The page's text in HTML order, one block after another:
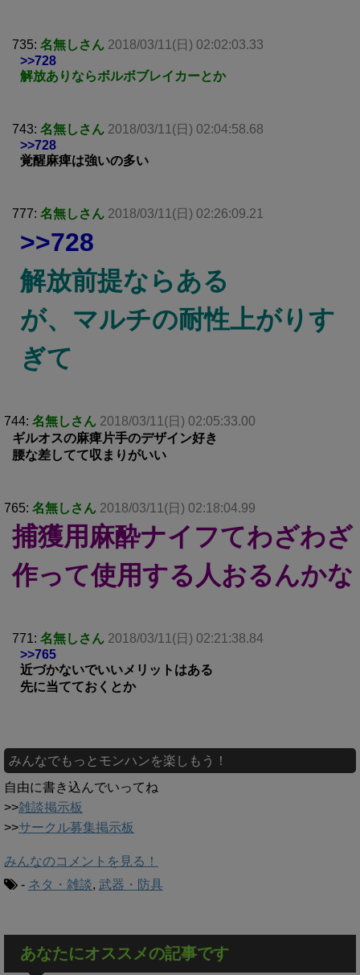
735: 名無しさん 2018/03/11(日) 02:02:03.33
>>728
解放ありならボルボブレイカーとか
743: 名無しさん 2018/03/11(日) 02:04:58.68
>>728
覚醒麻痺は強いの多い
777: 名無しさん 2018/03/11(日) 02:26:09.21
>>728
解放前提ならある
が、マルチの耐性上がりす
ぎて
744: 名無しさん 2018/03/11(日) 02:05:33.00
ギルオスの麻痺片手のデザイン好き
腰な差してて収まりがいい
765: 名無しさん 2018/03/11(日) 02:18:04.99
捕獲用麻酔ナイフてわざわざ
作って使用する人おるんかな
771: 名無しさん 2018/03/11(日) 02:21:38.84
>>765
近づかないでいいメリットはある
先に当てておくとか
みんなでもっとモンハンを楽しもう！
自由に書き込んでいってね
>>雑談掲示板
>>サークル募集掲示板
みんなのコメントを見る！
- ネタ・雑談, 武器・防具
あなたにオススメの記事です